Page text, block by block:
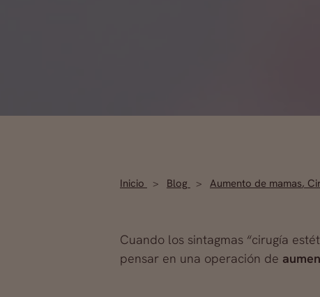
Inicio Blog Aumento de mamas,
Cuando los sintagmas “cirugía
pensar en una operación de